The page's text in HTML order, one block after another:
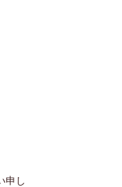
申し